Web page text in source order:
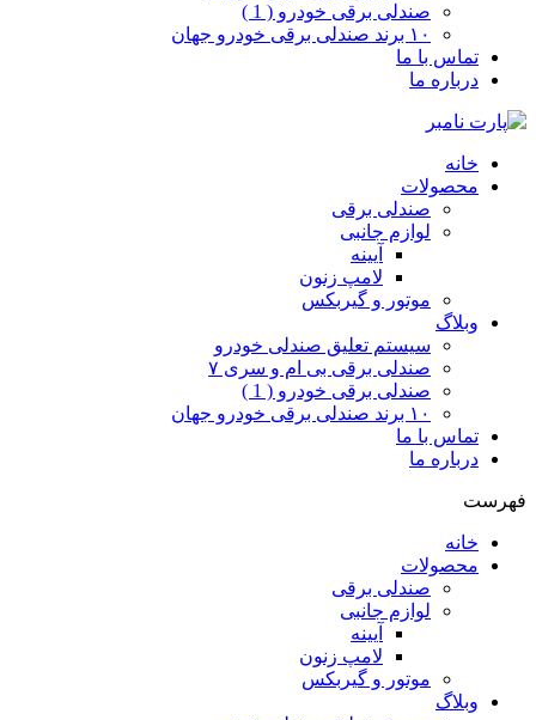
صندلی برقی خودرو ( 1 )
۱۰ برند صندلی برقی خودرو جهان
تماس با ما
درباره ما
خانه
محصولات
صندلی برقی
لوازم جانبی
آیینه
لامپ زنون
موتور و گیربکس
وبلاگ
سیستم تعلیق صندلی خودرو
صندلی برقی بی ام و سری ۷
صندلی برقی خودرو ( 1 )
۱۰ برند صندلی برقی خودرو جهان
تماس با ما
درباره ما
فهرست
خانه
محصولات
صندلی برقی
لوازم جانبی
آیینه
لامپ زنون
موتور و گیربکس
وبلاگ